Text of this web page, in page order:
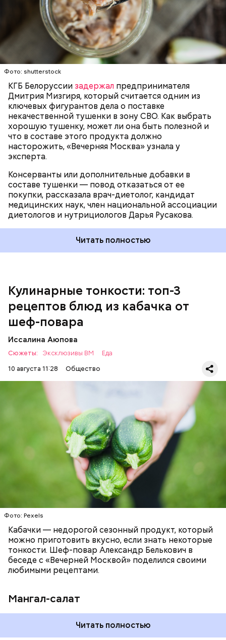
Фото: shutterstock
КГБ Белоруссиизадержал предпринимателя
Дмитрия Мизгиря, который считается одним из
ключевых фигурантов дела о поставке
некачественной тушенки в зону СВО. Как выбрать
хорошую тушенку, может ли она быть полезной и
что в составе этого продукта должно
насторожить, «Вечерняя Москва» узнала у
эксперта.
Консерванты или дополнительные добавки в
составе тушенки — повод отказаться от ее
покупки, рассказала врач-диетолог, кандидат
медицинских наук, член национальной ассоциации
диетологов и нутрициологов Дарья Русакова.
Собеседница «ВМ» отметила, что качественная
тушенка иногда вполне может стать заменой
свежеприготовленному мясу.
Читать полностью
ВРАЧИ ПРОДУКТЫ
Кулинарные тонкости: топ-3
рецептов блюд из кабачка от
шеф-повара
Иссалина Аюпова
Сюжеты: Эксклюзивы ВМ
Еда
10 августа 11:28
Общество
Фото: Pexels
Кабачки — недорогой сезонный продукт, который
можно приготовить вкусно, если знать некоторые
тонкости. Шеф-повар Александр Белькович в
беседе с «Вечерней Москвой» поделился своими
любимыми рецептами.
Мангал-салат
Что понадобится:
Кабачок — 1 шт.
Желтый болгарский перец — 1 шт.
Красный болгарский перец — 1 шт.
Зеленый перец — 1 шт.
Баклажан — 1 шт.
Помидор — 2 шт.
Сыр адыгейский —200 гр.
Для заправки:
Читать полностью
РЕЦЕПТЫ
— Этот вариант кулича не содержит дрожжей,
поэтому люди, которые любят сидеть на диете,
оценят его.
Ингредиенты
200 граммов сливочного масла;
1 стакан сахара;
10 граммов ванильного сахара;
1/4 чайной ложки соли;
4 куриных яйца;
100 граммов сока апельсина и столовая ложка
350 граммов муки;
2 чайных ложки разрыхлителя;
150 граммов изюма.